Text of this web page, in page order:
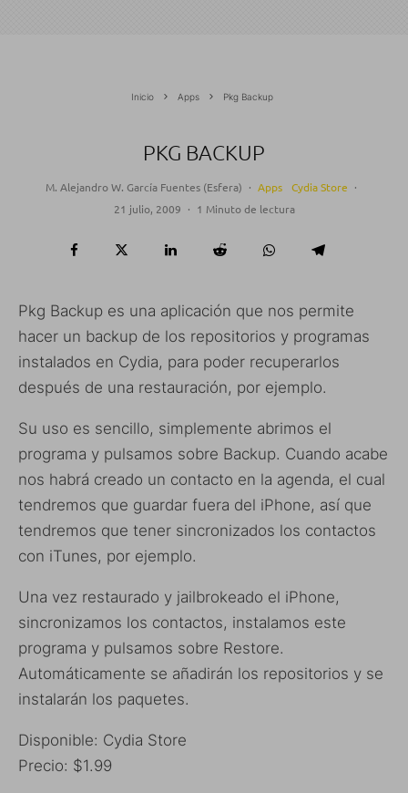
Inicio Apps Pkg Backup
PKG BACKUP
M. Alejandro W. García Fuentes (Esfera) · Apps Cydia Store ·
21 julio, 2009 · 1 Minuto de lectura
Pkg Backup es una aplicación que nos permite
hacer un backup de los repositorios y programas
instalados en Cydia, para poder recuperarlos
después de una restauración, por ejemplo.
Su uso es sencillo, simplemente abrimos el
programa y pulsamos sobre Backup. Cuando acabe
nos habrá creado un contacto en la agenda, el cual
tendremos que guardar fuera del iPhone, así que
tendremos que tener sincronizados los contactos
con iTunes, por ejemplo.
Una vez restaurado y jailbrokeado el iPhone,
sincronizamos los contactos, instalamos este
programa y pulsamos sobre Restore.
Automáticamente se añadirán los repositorios y se
instalarán los paquetes.
Disponible: Cydia Store
Precio: $1.99